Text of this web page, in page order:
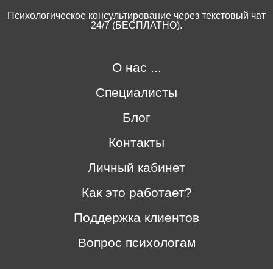
Психологическое консультирование через текстовый чат
24/7 (БЕСПЛАТНО).
О нас ...
Специалисты
Блог
Контакты
Личный кабинет
Как это работает?
Поддержка клиентов
Вопрос психологам